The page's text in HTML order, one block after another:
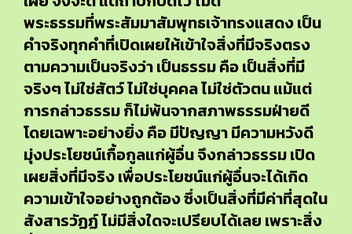
พระธรรมที่พระสัมมาสัมพุทธเจ้าทรงแสดง เป็น
คำจริงทุกคำที่เปิดเผยให้เข้าใจสิ่งที่มีจริงตรง
ตามความเป็นจริงว่า เป็นธรรม คือ เป็นสิ่งที่มี
จริงๆ ไม่ใช่สัตว์ ไม่ใช่บุคคล ไม่ใช่ตัวตน แม้แต่
การกล่าวธรรม ก็ไม่พ้นจากสภาพธรรมฝ่ายดี
โดยเฉพาะอย่างยิ่ง คือ มีปัญญา มีความหวังดี
มุ่งประโยชน์เกื้อกูลแก่ผู้อื่น จึงกล่าวธรรม เปิด
เผยสิ่งที่มีจริง เพื่อประโยชน์แก่ผู้อื่นจะได้เกิด
ความเข้าใจอย่างถูกต้อง ซึ่งเป็นสิ่งที่มีค่าที่สุดใน
สังสารวัฏฏ์ ไม่มีสิ่งใดจะเปรียบได้เลย เพราะสิ่ง